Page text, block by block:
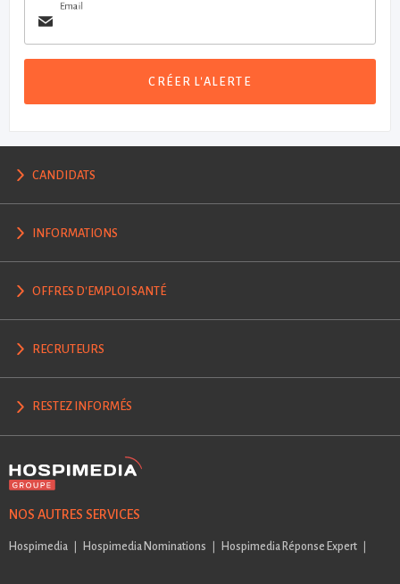
Email
CRÉER L'ALERTE
CANDIDATS
INFORMATIONS
OFFRES D'EMPLOI SANTÉ
RECRUTEURS
RESTEZ INFORMÉS
NOS AUTRES SERVICES
Hospimedia Hospimedia Nominations Hospimedia Réponse Expert